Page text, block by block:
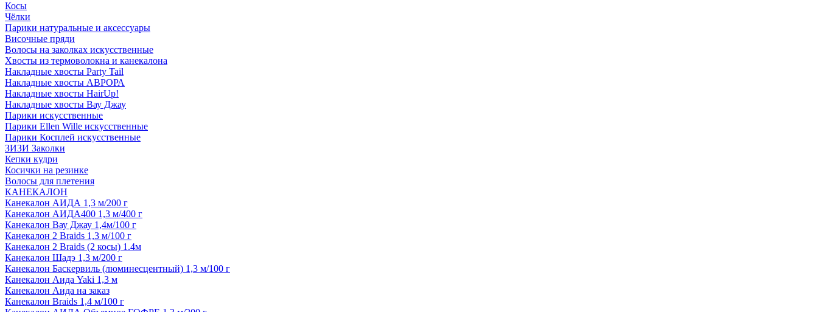
Косы
Чёлки
Парики натуральные и аксессуары
Височные пряди
Волосы на заколках искусственные
Хвосты из термоволокна и канекалона
Накладные хвосты Party Tail
Накладные хвосты АВРОРА
Накладные хвосты HairUp!
Накладные хвосты Вау Джау
Парики искусственные
Парики Ellen Wille искусственные
Парики Косплей искусственные
ЗИЗИ Заколки
Кепки кудри
Косички на резинке
Волосы для плетения
КАНЕКАЛОН
Канекалон АИДА 1,3 м/200 г
Канекалон АИДА400 1,3 м/400 г
Канекалон Вау Джау 1,4м/100 г
Канекалон 2 Braids 1,3 м/100 г
Канекалон 2 Braids (2 косы) 1.4м
Канекалон Шадэ 1,3 м/200 г
Канекалон Баскервиль (люминесцентный) 1,3 м/100 г
Канекалон Аида Yaki 1,3 м
Канекалон Аида на заказ
Канекалон Braids 1,4 м/100 г